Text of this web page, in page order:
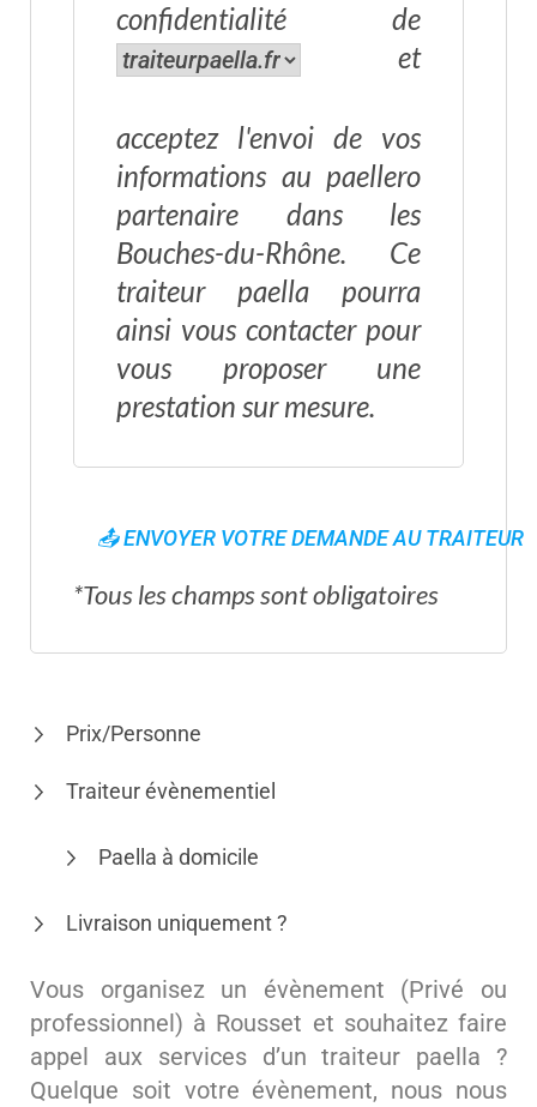
confidentialité de
et
acceptez l'envoi de vos
informations au paellero
partenaire dans les
Bouches-du-Rhône. Ce
traiteur paella pourra
ainsi vous contacter pour
vous proposer une
prestation sur mesure.
*Tous les champs sont obligatoires
Prix/Personne
Traiteur évènementiel
Paella à domicile
Livraison uniquement ?
Vous organisez un évènement (Privé ou
professionnel) à Rousset et souhaitez faire
appel aux services d’un traiteur paella ?
Quelque soit votre évènement, nous nous